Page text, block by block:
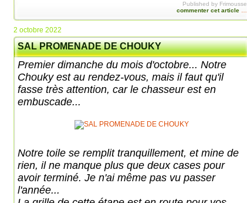
Published by Frimousse
commenter cet article
2 octobre 2022
SAL PROMENADE DE CHOUKY
Premier dimanche du mois d'octobre... Notre
Chouky est au rendez-vous, mais il faut qu'il
fasse très attention, car le chasseur est en
embuscade...
Notre toile se remplit tranquillement, et mine de
rien, il ne manque plus que deux cases pour
avoir terminé. Je n'ai même pas vu passer
l'année...